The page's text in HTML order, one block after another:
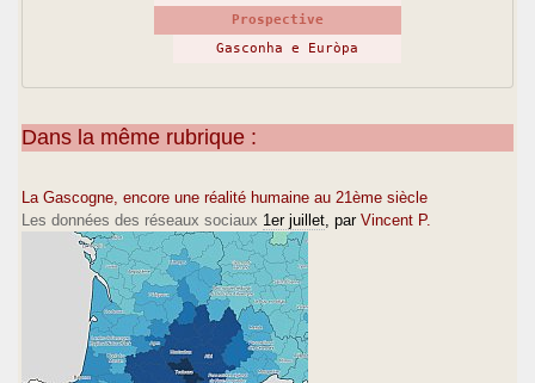
Prospective
Gasconha e Euròpa
Dans la même rubrique :
La Gascogne, encore une réalité humaine au 21ème siècle
Les données des réseaux sociaux 1er juillet , par Vincent P.